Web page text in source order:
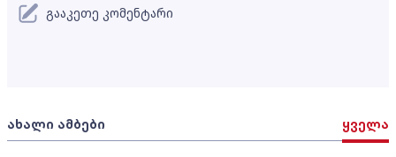
ახალი ამბები ყველა
გააკეთე კომენტარი